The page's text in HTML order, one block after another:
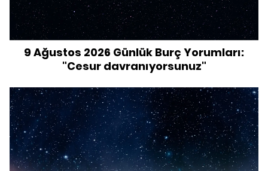
9 Ağustos 2026 Günlük Burç Yorumları:
"Cesur davranıyorsunuz"